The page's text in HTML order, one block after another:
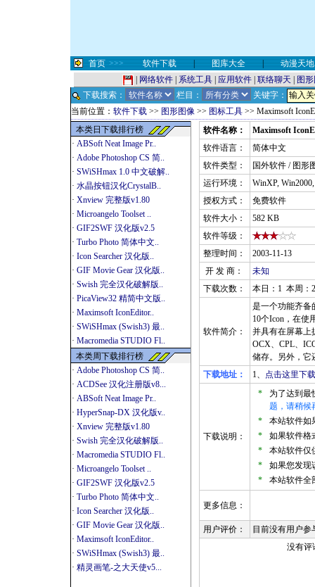
首页 >>> 软件下载 | 图库大全 |
动漫天地
网络软件 系统工具 应用软件 联络聊天
图
下载搜索：
栏目：
关键字：
当前位置： 软件下载 >> 图形图像 >> 图标工具 >> Maximsoft
本类日下载排行榜
· ABSoft Neat Image Pr..
· Adobe Photoshop CS 简..
· SWiSHmax 1.0 中文破解..
· 水晶按钮汉化CrystalB..
· Xnview 完整版v1.80
· Microangelo Toolset ..
· GIF2SWF 汉化版v2.5
· Turbo Photo 简体中文..
· Icon Searcher 汉化版..
· GIF Movie Gear 汉化版..
· Swish 完全汉化破解版..
· PicaView32 精简中文版..
· Maximsoft IconEditor..
· SWiSHmax (Swish3) 最..
· Macromedia STUDIO Fl..
本类周下载排行榜
· Adobe Photoshop CS 简..
· ACDSee 汉化注册版v8...
· ABSoft Neat Image Pr..
· HyperSnap-DX 汉化版v..
· Xnview 完整版v1.80
· Swish 完全汉化破解版..
· Macromedia STUDIO Fl..
· Microangelo Toolset ..
· GIF2SWF 汉化版v2.5
· Turbo Photo 简体中文..
· Icon Searcher 汉化版..
· GIF Movie Gear 汉化版..
· Maximsoft IconEditor..
· SWiSHmax (Swish3) 最..
· 精灵画笔-之大天使v5...
软件名称：
Maximsoft
软件语言：
简体中文
软件类型：
国外软件 / 图形
运行环境：
WinXP,
授权方式：
免费软件
软件大小：
582 KB
软件等级：
整理时间：
2003-11-13
开 发 商：
未知
下载次数：
本日：1 本周：
软件简介：
是一个功能齐备
10个Icon，在使
并具有在屏幕上
OCX、CPL、
储存。另外，它
下载地址：
1、 点击这里下
下载说明：
*
为了达到最
题，请稍候
*
本站软件如
*
如果软件格
*
本站软件仅
*
如果您发现
*
本站软件全
更多信息：
用户评价：
目前没有用户参
没有评